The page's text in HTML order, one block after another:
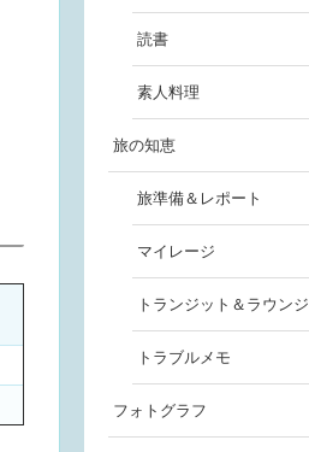
読書
素人料理
旅の知恵
旅準備＆レポート
マイレージ
トランジット＆ラウンジ
トラブルメモ
フォトグラフ